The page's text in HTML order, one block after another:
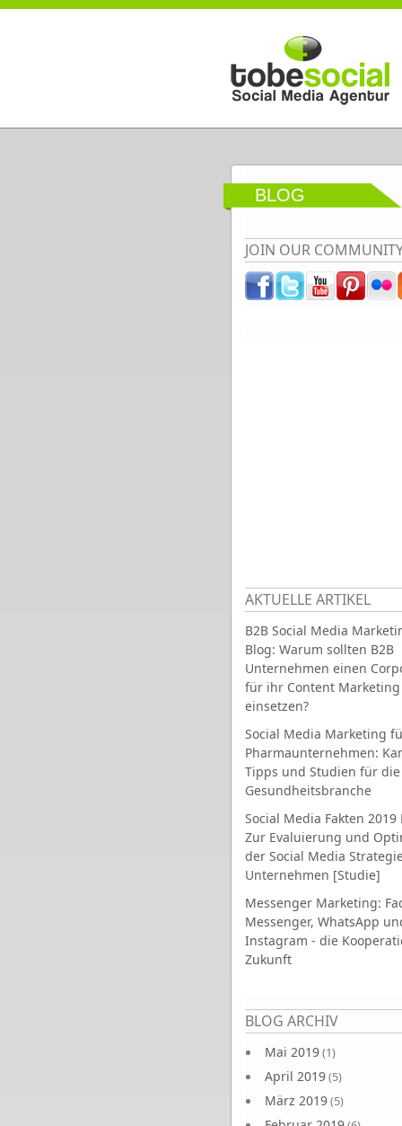
Direkt zum Inhalt
BLOG
JOIN OUR
AKTUELLE ARTIKEL
B2B Social Media
Blog: Warum sollten B2B
Unternehmen einen
für ihr Content Marketing
einsetzen?
Social Media Marketing
Pharmaunternehmen:
Tipps und Studien für die
Gesundheitsbranche
Social Media Fakten 2019
Zur Evaluierung und
der Social Media
Unternehmen [Studie]
Messenger Marketing:
Messenger, WhatsApp
Instagram - die
Zukunft
BLOG ARCHIV
Mai 2019(1)
April 2019(5)
März 2019(5)
Seiten